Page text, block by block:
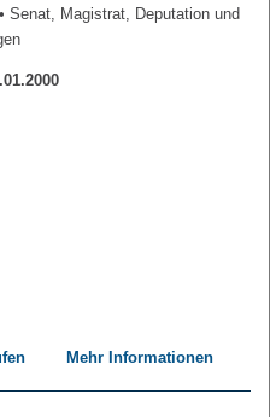
• Senat, Magistrat, Deputation und
Mehr Informationen